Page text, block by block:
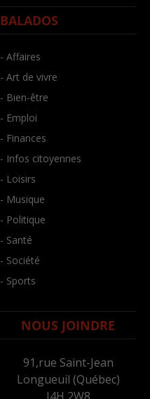
BALADOS
- Affaires
- Art de vivre
- Bien-être
- Emploi
- Finances
- Infos citoyennes
- Loisirs
- Musique
- Politique
- Santé
- Société
- Sports
NOUS JOINDRE
91,rue Saint-Jean
Longueuil (Québec)